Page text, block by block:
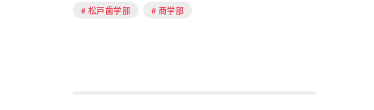
松戸歯学部
商学部